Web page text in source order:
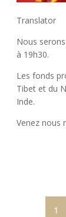
Translator
Nous
à 19h30.
Les fonds
Tibet et du
Inde.
Venez nous
1